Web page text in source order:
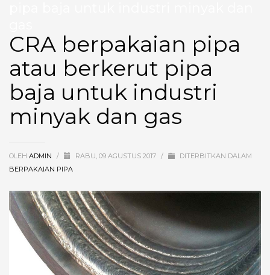
CRA berpakaian pipa
atau berkerut pipa
baja untuk industri
minyak dan gas
OLEH ADMIN / RABU, 09 AGUSTUS 2017 /
DITERBITKAN DALAM
BERPAKAIAN PIPA